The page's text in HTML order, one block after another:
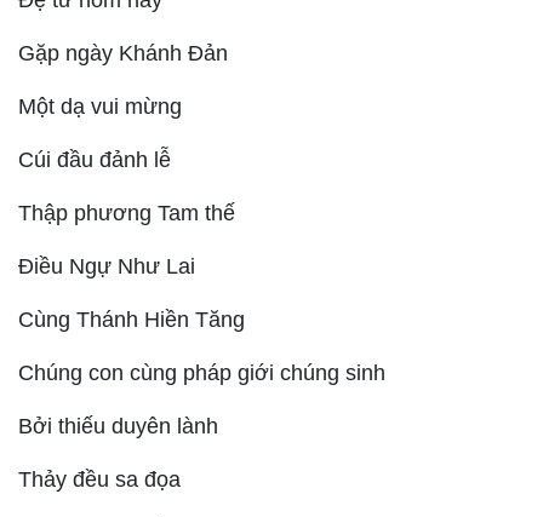
Gặp ngày Khánh Đản
Một dạ vui mừng
Cúi đầu đảnh lễ
Thập phương Tam thế
Điều Ngự Như Lai
Cùng Thánh Hiền Tăng
Chúng con cùng pháp giới chúng sinh
Bởi thiếu duyên lành
Thảy đều sa đọa